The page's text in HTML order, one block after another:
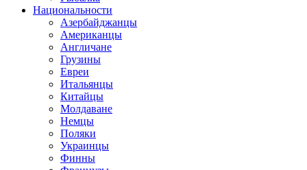
Национальности
Азербайджанцы
Американцы
Англичане
Грузины
Евреи
Итальянцы
Китайцы
Молдаване
Немцы
Поляки
Украинцы
Финны